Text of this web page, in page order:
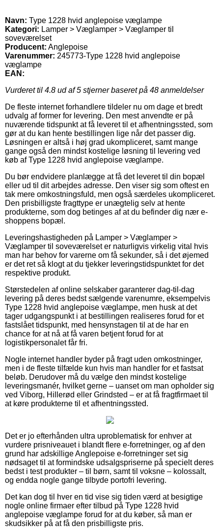
Navn: Type 1228 hvid anglepoise væglampe
Kategori: Lamper > Væglamper > Væglamper til
soveværelset
Producent: Anglepoise
Varenummer: 245773-Type 1228 hvid anglepoise
væglampe
EAN:
Vurderet til 4.8 ud af 5 stjerner baseret på 48 anmeldelser
De fleste internet forhandlere tildeler nu om dage et bredt
udvalg af former for levering. Den mest anvendte er på
nuværende tidspunkt at få leveret til et afhentningssted, som
gør at du kan hente bestillingen lige når det passer dig.
Løsningen er altså i høj grad ukompliceret, samt mange
gange også den mindst kostelige løsning til levering ved
køb af Type 1228 hvid anglepoise væglampe.
Du bør endvidere planlægge at få det leveret til din bopæl
eller ud til dit arbejdes adresse. Den viser sig som oftest en
tak mere omkostningsfuld, men også særdeles ukompliceret.
Den prisbilligste fragttype er unægtelig selv at hente
produkterne, som dog betinges af at du befinder dig nær e-
shoppens bopæl.
Leveringshastigheden på Lamper > Væglamper >
Væglamper til soveværelset er naturligvis virkelig vital hvis
man har behov for varerne om få sekunder, så i det øjemed
er det ret så klogt at du tjekker leveringstidspunktet for det
respektive produkt.
Størstedelen af online selskaber garanterer dag-til-dag
levering på deres bedst sælgende varenumre, eksempelvis
Type 1228 hvid anglepoise væglampe, men husk at det
tager udgangspunkt i at bestillingen realiseres forud for et
fastslået tidspunkt, med hensynstagen til at de har en
chance for at nå at få varen betjent forud for at
logistikpersonalet får fri.
Nogle internet handler byder på fragt uden omkostninger,
men i de fleste tilfælde kun hvis man handler for et fastsat
beløb. Derudover må du vælge den mindst kostelige
leveringsmanér, hvilket gerne – uanset om man opholder sig
ved Viborg, Hillerød eller Grindsted – er at få fragtfirmaet til
at køre produkterne til et afhentningssted.
Det er jo efterhånden ultra uproblematisk for enhver at
vurdere prisniveauet i blandt flere e-forretninger, og af den
grund har adskillige Anglepoise e-forretninger set sig
nødsaget til at formindske udsalgspriserne på specielt deres
bedst i test produkter – til børn, samt til voksne – kolossalt,
og endda nogle gange tilbyde portofri levering.
Det kan dog til hver en tid vise sig tiden værd at besigtige
nogle online firmaer efter tilbud på Type 1228 hvid
anglepoise væglampe forud for at du køber, så man er
skudsikker på at få den prisbilligste pris.